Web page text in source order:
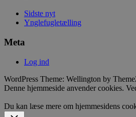
Sidste nyt
Ynglefugletælling
Meta
Log ind
WordPress Theme: Wellington by
Denne hjemmeside anvender cookies.
Du kan læse mere om hjemmesidens